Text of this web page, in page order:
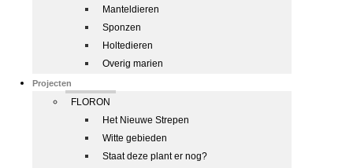
Manteldieren
Sponzen
Holtedieren
Overig marien
Projecten
FLORON
Het Nieuwe Strepen
Witte gebieden
Staat deze plant er nog?